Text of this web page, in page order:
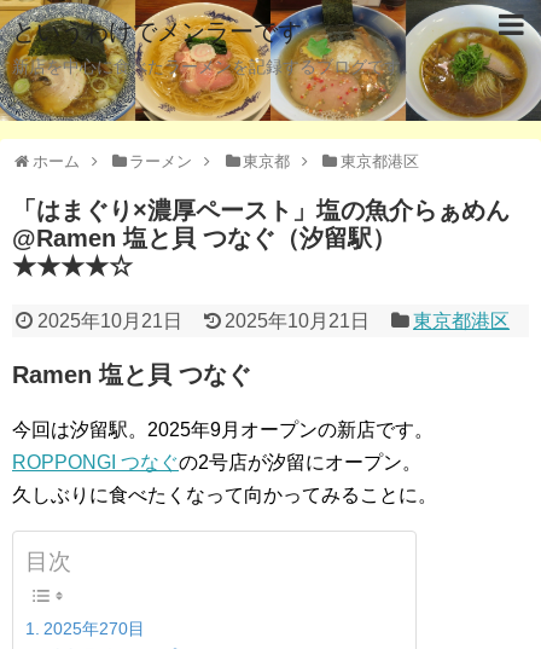
というわけでメンラーです
新店を中心に食べたラーメンを記録するブログです。
ホーム ラーメン 東京都 東京都港区
「はまぐり×濃厚ペースト」塩の魚介らぁめん
@Ramen 塩と貝 つなぐ（汐留駅）
★★★★☆
2025年10月21日 2025年10月21日 東京都港区
Ramen 塩と貝 つなぐ
今回は汐留駅。2025年9月オープンの新店です。
ROPPONGI つなぐの2号店が汐留にオープン。
久しぶりに食べたくなって向かってみることに。
目次
2025年270目